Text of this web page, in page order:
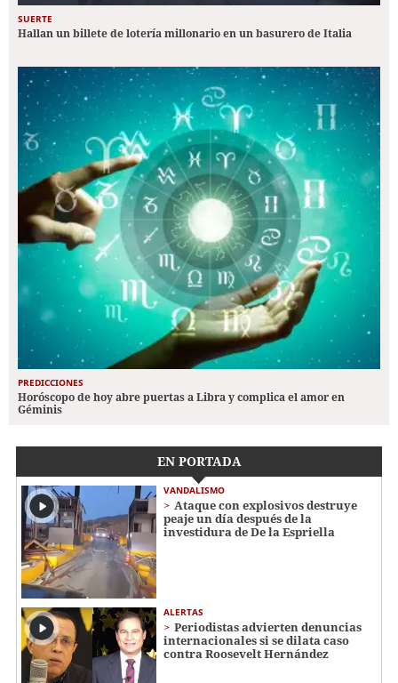
SUERTE
Hallan un billete de lotería millonario en un basurero de Italia
PREDICCIONES
Horóscopo de hoy abre puertas a Libra y complica el amor en
Géminis
EN PORTADA
VANDALISMO
Ataque con explosivos destruye
peaje un día después de la
investidura de De la Espriella
ALERTAS
Periodistas advierten denuncias
internacionales si se dilata caso
contra Roosevelt Hernández